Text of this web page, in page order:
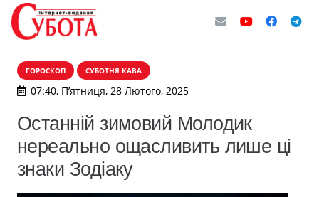
ГОРОСКОП СУБОТНЯ КАВА
07:40, П’ятниця, 28 Лютого, 2025
Останній зимовий Молодик
нереально ощасливить лише ці
знаки Зодіаку